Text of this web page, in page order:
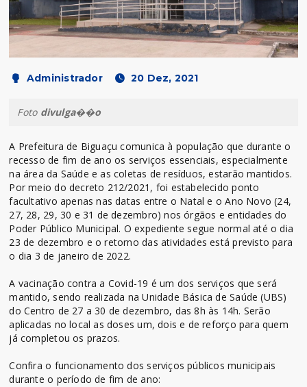
Administrador 20 Dez, 2021
Foto divulga��o
A Prefeitura de Biguaçu comunica à população que durante o
recesso de fim de ano os serviços essenciais, especialmente
na área da Saúde e as coletas de resíduos, estarão mantidos.
Por meio do decreto 212/2021, foi estabelecido ponto
facultativo apenas nas datas entre o Natal e o Ano Novo (24,
27, 28, 29, 30 e 31 de dezembro) nos órgãos e entidades do
Poder Público Municipal. O expediente segue normal até o dia
23 de dezembro e o retorno das atividades está previsto para
o dia 3 de janeiro de 2022.
A vacinação contra a Covid-19 é um dos serviços que será
mantido, sendo realizada na Unidade Básica de Saúde (UBS)
do Centro de 27 a 30 de dezembro, das 8h às 14h. Serão
aplicadas no local as doses um, dois e de reforço para quem
já completou os prazos.
Confira o funcionamento dos serviços públicos municipais
durante o período de fim de ano: